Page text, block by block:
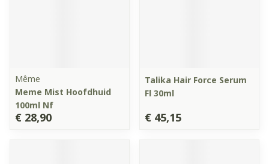
Même
Meme Mist Hoofdhuid
100ml Nf
€ 28,90
Talika Hair Force Serum
Fl 30ml
€ 45,15